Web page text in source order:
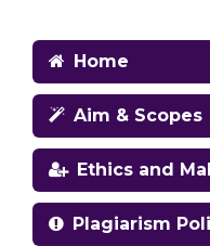
Home
Aim & Scopes
Ethics and
Plagiarism